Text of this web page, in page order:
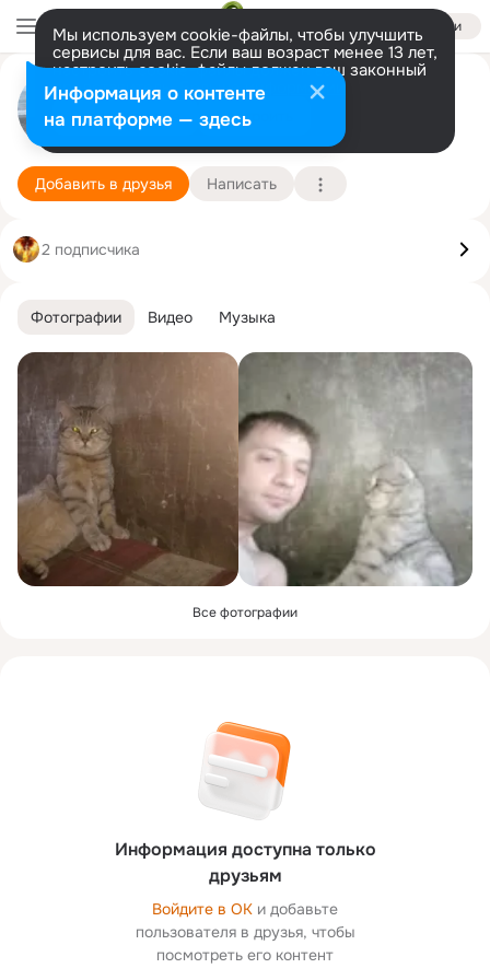
Войти
Мы используем cookie-файлы, чтобы улучшить
сервисы для вас. Если ваш возраст менее 13 лет,
настроить cookie-файлы должен ваш законный
представитель. Больше информации
Разрешить все Настроить
Влад Никифоров
Тула 2 июля (43 года) Подробнее
Добавить в друзья Написать
Фотографии Видео Музыка
Все фотографии
Информация доступна только
друзьям
Войдите в ОК и добавьте
пользователя в друзья, чтобы
посмотреть его контент
2 подписчика
Информация о контенте
на платформе — здесь